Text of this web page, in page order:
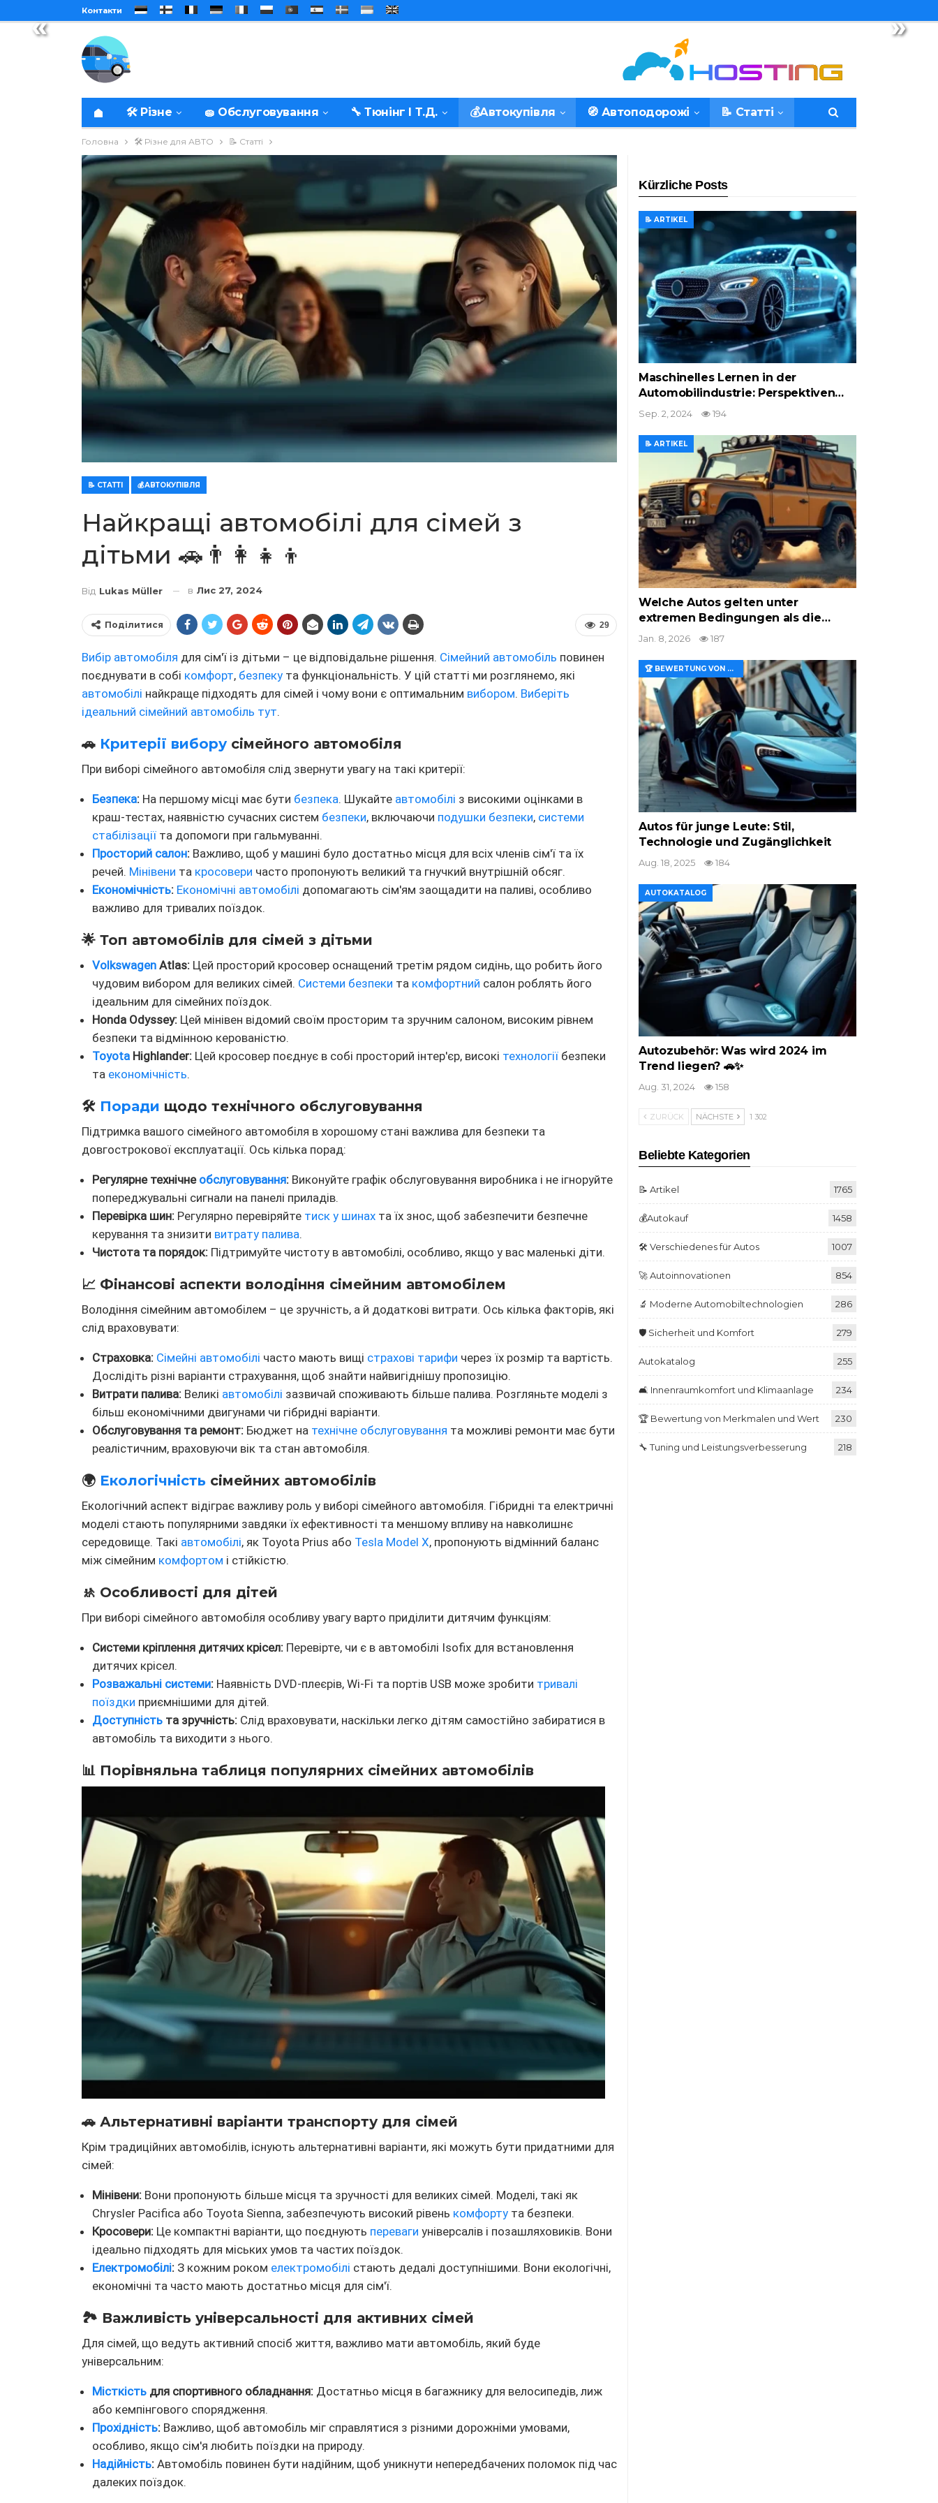
« »
Контакти
🛠️ Різне 🧽 Обслуговування 🔧 Тюнінг І Т.д. 💰Автокупівля 🧭 Автоподорожі 📝 Статті
Головна 🛠️ Різне для АВТО 📝 Статті
📝 СТАТТІ 💰АВТОКУПІВЛЯ
Найкращі автомобілі для сімей з
дітьми 🚗👨‍👩‍👧‍👦
Від Lukas Müller в Лис 27, 2024
29
Поділитися
Вибір автомобіля для сім'ї із дітьми – це відповідальне рішення. Сімейний автомобіль повинен
поєднувати в собі комфорт, безпеку та функціональність. У цій статті ми розглянемо, які
автомобілі найкраще підходять для сімей і чому вони є оптимальним вибором. Виберіть
ідеальний сімейний автомобіль тут.
🚗 Критерії вибору сімейного автомобіля
При виборі сімейного автомобіля слід звернути увагу на такі критерії:
Безпека: На першому місці має бути безпека. Шукайте автомобілі з високими оцінками в
краш-тестах, наявністю сучасних систем безпеки, включаючи подушки безпеки, системи
стабілізації та допомоги при гальмуванні.
Просторий салон: Важливо, щоб у машині було достатньо місця для всіх членів сім'ї та їх
речей. Мінівени та кросовери часто пропонують великий та гнучкий внутрішній обсяг.
Економічність: Економічні автомобілі допомагають сім'ям заощадити на паливі, особливо
важливо для тривалих поїздок.
🌟 Топ автомобілів для сімей з дітьми
Volkswagen Atlas: Цей просторий кросовер оснащений третім рядом сидінь, що робить його
чудовим вибором для великих сімей. Системи безпеки та комфортний салон роблять його
ідеальним для сімейних поїздок.
Honda Odyssey: Цей мінівен відомий своїм просторим та зручним салоном, високим рівнем
безпеки та відмінною керованістю.
Toyota Highlander: Цей кросовер поєднує в собі просторий інтер'єр, високі технології безпеки
та економічність.
🛠️ Поради щодо технічного обслуговування
Підтримка вашого сімейного автомобіля в хорошому стані важлива для безпеки та
довгострокової експлуатації. Ось кілька порад:
Регулярне технічне обслуговування: Виконуйте графік обслуговування виробника і не ігноруйте
попереджувальні сигнали на панелі приладів.
Перевірка шин: Регулярно перевіряйте тиск у шинах та їх знос, щоб забезпечити безпечне
керування та знизити витрату палива.
Чистота та порядок: Підтримуйте чистоту в автомобілі, особливо, якщо у вас маленькі діти.
📈 Фінансові аспекти володіння сімейним автомобілем
Володіння сімейним автомобілем – це зручність, а й додаткові витрати. Ось кілька факторів, які
слід враховувати:
Страховка: Сімейні автомобілі часто мають вищі страхові тарифи через їх розмір та вартість.
Дослідіть різні варіанти страхування, щоб знайти найвигіднішу пропозицію.
Витрати палива: Великі автомобілі зазвичай споживають більше палива. Розгляньте моделі з
більш економічними двигунами чи гібридні варіанти.
Обслуговування та ремонт: Бюджет на технічне обслуговування та можливі ремонти має бути
реалістичним, враховуючи вік та стан автомобіля.
🌍 Екологічність сімейних автомобілів
Екологічний аспект відіграє важливу роль у виборі сімейного автомобіля. Гібридні та електричні
моделі стають популярними завдяки їх ефективності та меншому впливу на навколишнє
середовище. Такі автомобілі, як Toyota Prius або Tesla Model X, пропонують відмінний баланс
між сімейним комфортом і стійкістю.
🚸 Особливості для дітей
При виборі сімейного автомобіля особливу увагу варто приділити дитячим функціям:
Системи кріплення дитячих крісел: Перевірте, чи є в автомобілі Isofix для встановлення
дитячих крісел.
Розважальні системи: Наявність DVD-плеєрів, Wi-Fi та портів USB може зробити тривалі
поїздки приємнішими для дітей.
Доступність та зручність: Слід враховувати, наскільки легко дітям самостійно забиратися в
автомобіль та виходити з нього.
📊 Порівняльна таблиця популярних сімейних автомобілів
🚗 Альтернативні варіанти транспорту для сімей
Крім традиційних автомобілів, існують альтернативні варіанти, які можуть бути придатними для
сімей:
Мінівени: Вони пропонують більше місця та зручності для великих сімей. Моделі, такі як
Chrysler Pacifica або Toyota Sienna, забезпечують високий рівень комфорту та безпеки.
Кросовери: Це компактні варіанти, що поєднують переваги універсалів і позашляховиків. Вони
ідеально підходять для міських умов та частих поїздок.
Електромобілі: З кожним роком електромобілі стають дедалі доступнішими. Вони екологічні,
економічні та часто мають достатньо місця для сім'ї.
🏞️ Важливість універсальності для активних сімей
Для сімей, що ведуть активний спосіб життя, важливо мати автомобіль, який буде
універсальним:
Місткість для спортивного обладнання: Достатньо місця в багажнику для велосипедів, лиж
або кемпінгового спорядження.
Прохідність: Важливо, щоб автомобіль міг справлятися з різними дорожніми умовами,
особливо, якщо сім'я любить поїздки на природу.
Надійність: Автомобіль повинен бути надійним, щоб уникнути непередбачених поломок під час
далеких поїздок.
Kürzliche Posts
📝 ARTIKEL
Maschinelles Lernen in der
Automobilindustrie: Perspektiven…
Sep. 2, 2024 194
📝 ARTIKEL
Welche Autos gelten unter
extremen Bedingungen als die…
Jan. 8, 2026 187
🏆 BEWERTUNG VON MERKMALEN UND WERT
Autos für junge Leute: Stil,
Technologie und Zugänglichkeit
Aug. 18, 2025 184
AUTOKATALOG
Autozubehör: Was wird 2024 im
Trend liegen? 🚗✨
Aug. 31, 2024 158
ZURÜCK NÄCHSTE 1 302
Beliebte Kategorien
📝 Artikel 1765
💰Autokauf 1458
🛠️ Verschiedenes für Autos 1007
🚀 Autoinnovationen 854
🔬 Moderne Automobiltechnologien 286
🛡️ Sicherheit und Komfort 279
Autokatalog 255
🛋️ Innenraumkomfort und Klimaanlage 234
🏆 Bewertung von Merkmalen und Wert 230
🔧 Tuning und Leistungsverbesserung 218